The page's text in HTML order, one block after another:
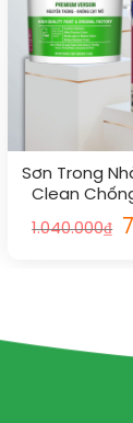
Sơn Trong
Clean
Mờ
1.040.000₫